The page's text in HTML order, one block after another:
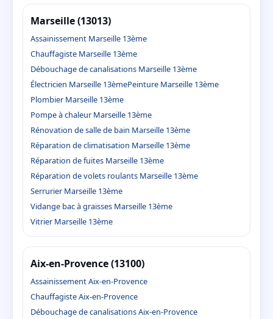
Marseille (13013)
Assainissement Marseille 13ème
Chauffagiste Marseille 13ème
Débouchage de canalisations Marseille 13ème
Électricien Marseille 13èmePeinture Marseille 13ème
Plombier Marseille 13ème
Pompe à chaleur Marseille 13ème
Rénovation de salle de bain Marseille 13ème
Réparation de climatisation Marseille 13ème
Réparation de fuites Marseille 13ème
Réparation de volets roulants Marseille 13ème
Serrurier Marseille 13ème
Vidange bac à graisses Marseille 13ème
Vitrier Marseille 13ème
Aix-en-Provence (13100)
Assainissement Aix-en-Provence
Chauffagiste Aix-en-Provence
Débouchage de canalisations Aix-en-Provence